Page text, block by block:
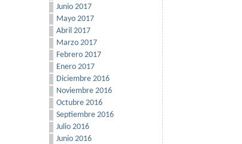
Junio 2017
Mayo 2017
Abril 2017
Marzo 2017
Febrero 2017
Enero 2017
Diciembre 2016
Noviembre 2016
Octubre 2016
Septiembre 2016
Julio 2016
Junio 2016